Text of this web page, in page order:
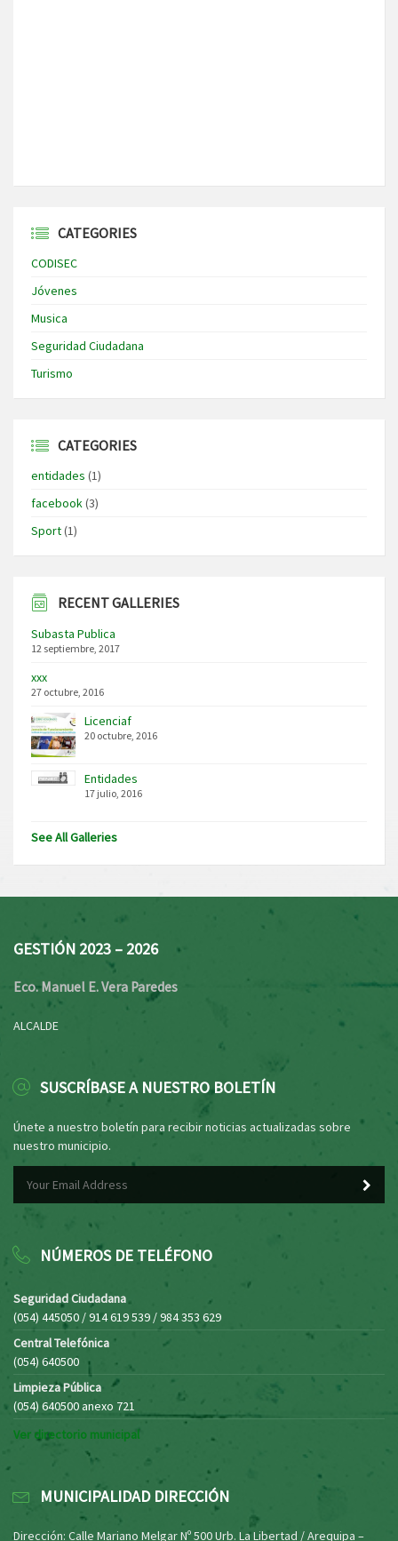
CATEGORIES
CODISEC
Jóvenes
Musica
Seguridad Ciudadana
Turismo
CATEGORIES
entidades (1)
facebook(3)
Sport(1)
RECENT GALLERIES
Subasta Publica
12 septiembre, 2017
xxx
27 octubre, 2016
Licenciaf
20 octubre, 2016
Entidades
17 julio, 2016
See All Galleries
GESTIÓN 2023 – 2026
Eco. Manuel E. Vera Paredes
ALCALDE
SUSCRÍBASE A NUESTRO BOLETÍN
Únete a nuestro boletín para recibir noticias actualizadas sobre
nuestro municipio.
NÚMEROS DE TELÉFONO
Seguridad Ciudadana
(054) 445050 / 914 619 539 / 984 353 629
Central Telefónica
(054) 640500
Limpieza Pública
(054) 640500 anexo 721
Ver directorio municipal
MUNICIPALIDAD DIRECCIÓN
Dirección: Calle Mariano Melgar Nº 500 Urb. La Libertad / Arequipa –